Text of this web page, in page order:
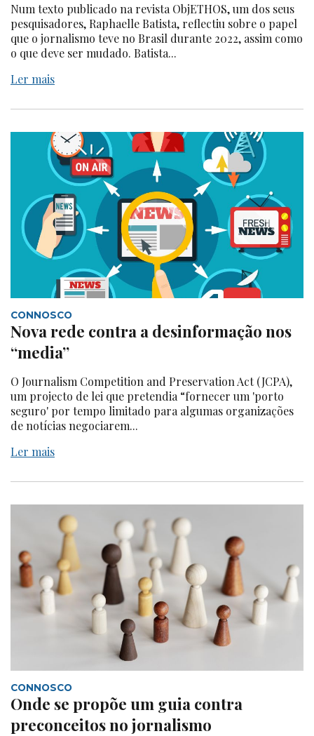
Num texto publicado na revista ObjETHOS, um dos seus
pesquisadores, Raphaelle Batista, reflectiu sobre o papel
que o jornalismo teve no Brasil durante 2022, assim como
o que deve ser mudado. Batista...
Ler mais
CONNOSCO
Nova rede contra a desinformação nos
“media”
O Journalism Competition and Preservation Act (JCPA),
um projecto de lei que pretendia “fornecer um 'porto
seguro' por tempo limitado para algumas organizações
de notícias negociarem...
Ler mais
CONNOSCO
Onde se propõe um guia contra
preconceitos no jornalismo